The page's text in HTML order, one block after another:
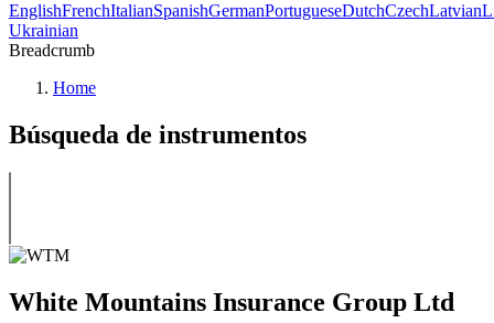
EnglishFrenchItalianSpanishGermanPortugueseDutchCzechLatvian
Ukrainian
Breadcrumb
Home
Búsqueda de instrumentos
White Mountains Insurance Group Ltd